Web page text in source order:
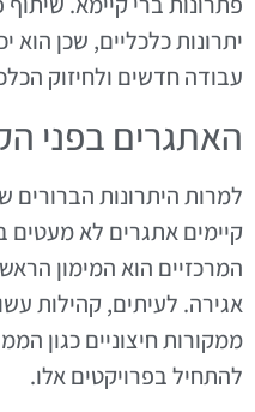
יתרונות כלכליים, שכן הוא
עבודה חדשים ולחיזוק
האתגרים בפני
למרות היתרונות הברורים
קיימים אתגרים לא מעטים
המרכזיים הוא המימון
אגירה. לעיתים, קהילות
ממקורות חיצוניים כגון
להתחיל בפרויקטים אלו.